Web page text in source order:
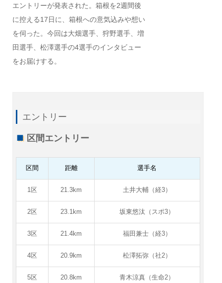
エントリーが発表された。箱根を2週間後
に控える17日に、箱根への意気込みや想い
を伺った。今回は大畑選手、狩野選手、増
田選手、松澤選手の4選手のインタビュー
をお届けする。
エントリー
区間エントリー
区間 距離 選手名
1区 21.3km 土井大輔（経3）
2区 23.1km 坂東悠汰（スポ3）
3区 21.4km 福田兼士（経3）
4区 20.9km 松澤拓弥（社2）
5区 20.8km 青木涼真（生命2）